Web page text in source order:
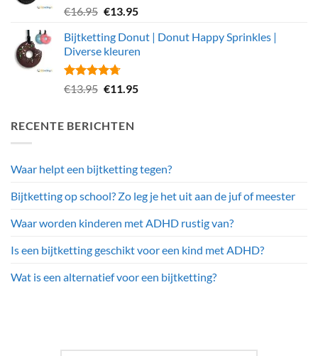
Gewaardeerd
€16.95 Oorspronkelijke
was:
€16.95.
€13.95Huidige
is:
€13.95.
Bijtketting Donut | Donut Happy Sprinkles |
Diverse kleuren
Gewaardeerd
€13.95 Oorspronkelijke
€13.95.
€11.95Huidige
RECENTE BERICHTEN
Waar helpt een bijtketting tegen?
Bijtketting op school? Zo leg je het uit aan de juf of meester
Waar worden kinderen met ADHD rustig van?
Is een bijtketting geschikt voor een kind met ADHD?
Wat is een alternatief voor een bijtketting?